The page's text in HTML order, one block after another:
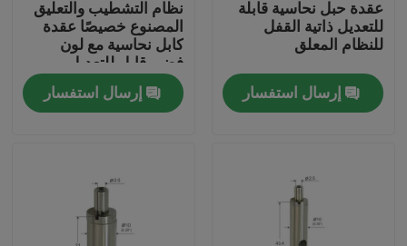
أشرطة فيديو
عقدة حبل نحاسية قابلة
للتعديل ذاتية القفل
للنظام المعلق
إرسال استفسار
نظام التشطيب والتعليق
المصنوع خصيصًا عقدة
كابل نحاسية مع لون
فضي قابل للتعديل
إرسال استفسار